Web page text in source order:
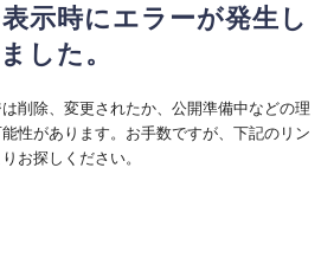
示時にエラーが発生し
ました。
削除、変更されたか、公開準備中などの理
性があります。お手数ですが、下記のリン
お探しください。